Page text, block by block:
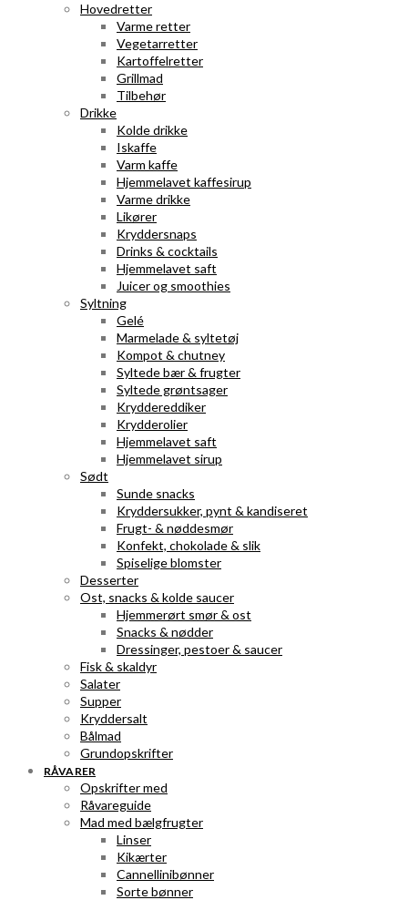
Hovedretter
Varme retter
Vegetarretter
Kartoffelretter
Grillmad
Tilbehør
Drikke
Kolde drikke
Iskaffe
Varm kaffe
Hjemmelavet kaffesirup
Varme drikke
Likører
Kryddersnaps
Drinks & cocktails
Hjemmelavet saft
Juicer og smoothies
Syltning
Gelé
Marmelade & syltetøj
Kompot & chutney
Syltede bær & frugter
Syltede grøntsager
Kryddereddiker
Krydderolier
Hjemmelavet saft
Hjemmelavet sirup
Sødt
Sunde snacks
Kryddersukker, pynt & kandiseret
Frugt- & nøddesmør
Konfekt, chokolade & slik
Spiselige blomster
Desserter
Ost, snacks & kolde saucer
Hjemmerørt smør & ost
Snacks & nødder
Dressinger, pestoer & saucer
Fisk & skaldyr
Salater
Supper
Kryddersalt
Bålmad
Grundopskrifter
RÅVARER
Opskrifter med
Råvareguide
Mad med bælgfrugter
Linser
Kikærter
Cannellinibønner
Sorte bønner